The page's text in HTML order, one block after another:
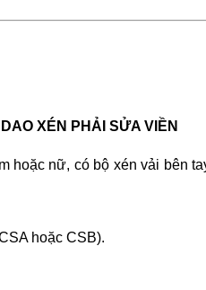
XÉN PHẢI SỬA VIỀN
hoặc nữ, có bộ xén vải bên
hoặc CSB).